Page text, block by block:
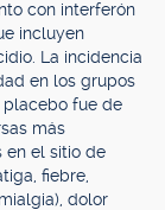
con interferón
incluyen
La incidencia
en los grupos
placebo fue de
más
en el sitio de
fiebre,
dolor